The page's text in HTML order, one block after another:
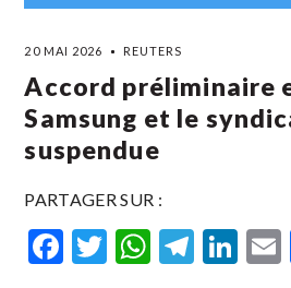
20 MAI 2026 REUTERS
Accord préliminaire
Samsung et le
suspendue
PARTAGER SUR :
Facebook
Twitter